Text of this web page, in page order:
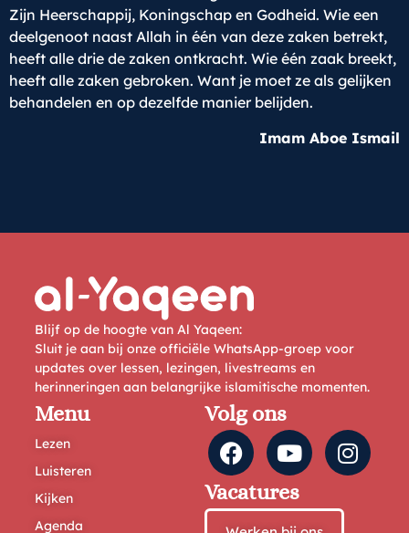
Zijn Heerschappij, Koningschap en Godheid. Wie een
deelgenoot naast Allah in één van deze zaken betrekt,
heeft alle drie de zaken ontkracht. Wie één zaak breekt,
heeft alle zaken gebroken. Want je moet ze als gelijken
behandelen en op dezelfde manier belijden.
Imam Aboe Ismail
Blijf op de hoogte van Al Yaqeen:
Sluit je aan bij onze officiële WhatsApp-groep voor
updates over lessen, lezingen, livestreams en
herinneringen aan belangrijke islamitische momenten.
Menu
Lezen
Luisteren
Kijken
Agenda
Volg ons
Vacatures